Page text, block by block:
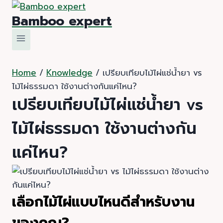
Skip
content
Bamboo expert
Home / Knowledge / เปรียบเทียบไม้ไผ่แช่น้ำยา vs
ไม้ไผ่ธรรมดา ใช้งานต่างกันแค่ไหน?
เปรียบเทียบไม้ไผ่แช่น้ำยา vs
ไม้ไผ่ธรรมดา ใช้งานต่างกัน
แค่ไหน?
เลือกไม้ไผ่แบบไหนดีสำหรับงาน